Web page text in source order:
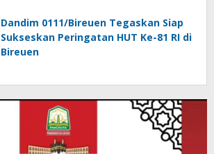
Dandim 0111/Bireuen Tegaskan Siap
Sukseskan Peringatan HUT Ke-81 RI di
Bireuen